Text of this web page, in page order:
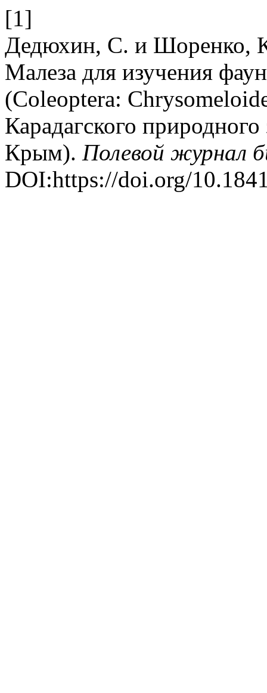
[1]
Дедюхин, С. и Шоренко,
Малеза для изучения
(Coleoptera:
Карадагского
Крым). Полевой журнал
DOI:https://doi.org/